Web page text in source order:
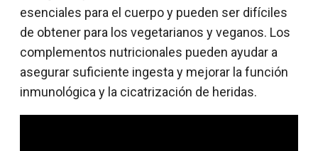
esenciales para el cuerpo y pueden ser difíciles
de obtener para los vegetarianos y veganos. Los
complementos nutricionales pueden ayudar a
asegurar suficiente ingesta y mejorar la función
inmunológica y la cicatrización de heridas.